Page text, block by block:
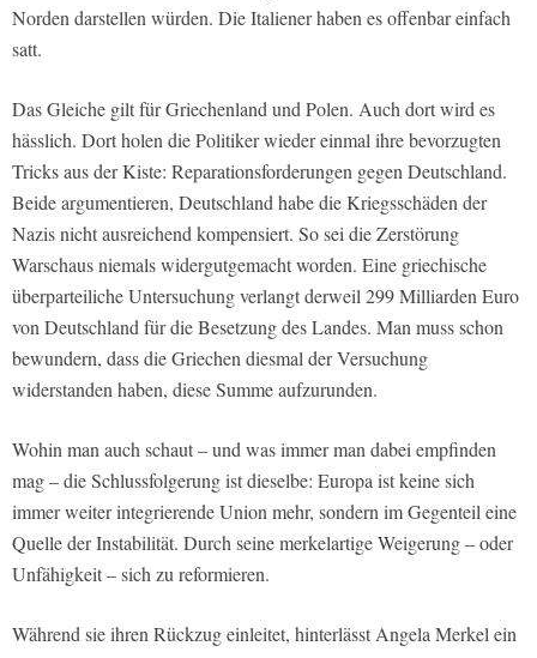
Norden darstellen würden. Die Italiener haben es offenbar einfach
satt.
Das Gleiche gilt für Griechenland und Polen. Auch dort wird es
hässlich. Dort holen die Politiker wieder einmal ihre bevorzugten
Tricks aus der Kiste: Reparationsforderungen gegen Deutschland.
Beide argumentieren, Deutschland habe die Kriegsschäden der
Nazis nicht ausreichend kompensiert. So sei die Zerstörung
Warschaus niemals widergutgemacht worden. Eine griechische
überparteiliche Untersuchung verlangt derweil 299 Milliarden Euro
von Deutschland für die Besetzung des Landes. Man muss schon
bewundern, dass die Griechen diesmal der Versuchung
widerstanden haben, diese Summe aufzurunden.
Wohin man auch schaut – und was immer man dabei empfinden
mag – die Schlussfolgerung ist dieselbe: Europa ist keine sich
immer weiter integrierende Union mehr, sondern im Gegenteil eine
Quelle der Instabilität. Durch seine merkelartige Weigerung – oder
Unfähigkeit – sich zu reformieren.
Während sie ihren Rückzug einleitet, hinterlässt Angela Merkel ein